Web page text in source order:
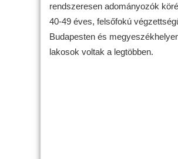
rendszeresen adományozók
40-49 éves, felsőfokú
Budapesten és
lakosok voltak a legtöbben.